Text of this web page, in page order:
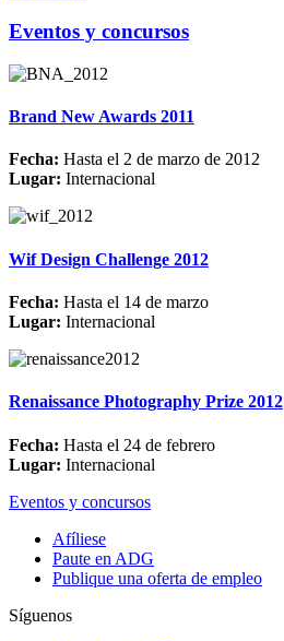
Eventos y concursos
Brand New Awards 2011
Fecha: Hasta el 2 de marzo de 2012
Lugar: Internacional
Wif Design Challenge 2012
Fecha: Hasta el 14 de marzo
Lugar: Internacional
Renaissance Photography Prize 2012
Fecha: Hasta el 24 de febrero
Lugar: Internacional
Eventos y concursos
Afíliese
Paute en ADG
Publique una oferta de empleo
Síguenos